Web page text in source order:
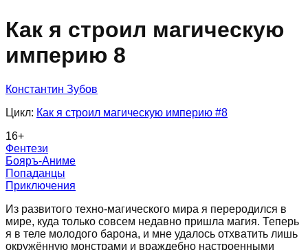
Как я строил магическую
империю 8
Константин Зубов
Цикл: Как я строил магическую империю #8
16+
Фентези
Бояръ-Аниме
Попаданцы
Приключения
Из развитого техно-магического мира я переродился в
мире, куда только совсем недавно пришла магия. Теперь
я в теле молодого барона, и мне удалось отхватить лишь
окружённую монстрами и враждебно настроенными